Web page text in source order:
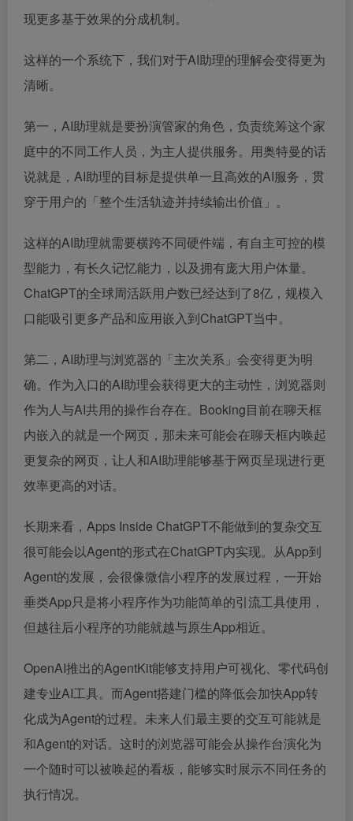
现更多基于效果的分成机制。
这样的一个系统下，我们对于AI助理的理解会变得更为
清晰。
第一，AI助理就是要扮演管家的角色，负责统筹这个家
庭中的不同工作人员，为主人提供服务。用奥特曼的话
说就是，AI助理的目标是提供单一且高效的AI服务，贯
穿于用户的「整个生活轨迹并持续输出价值」。
这样的AI助理就需要横跨不同硬件端，有自主可控的模
型能力，有长久记忆能力，以及拥有庞大用户体量。
ChatGPT的全球周活跃用户数已经达到了8亿，规模入
口能吸引更多产品和应用嵌入到ChatGPT当中。
第二，AI助理与浏览器的「主次关系」会变得更为明
确。作为入口的AI助理会获得更大的主动性，浏览器则
作为人与AI共用的操作台存在。Booking目前在聊天框
内嵌入的就是一个网页，那未来可能会在聊天框内唤起
更复杂的网页，让人和AI助理能够基于网页呈现进行更
效率更高的对话。
长期来看，Apps Inside ChatGPT不能做到的复杂交互
很可能会以Agent的形式在ChatGPT内实现。从App到
Agent的发展，会很像微信小程序的发展过程，一开始
垂类App只是将小程序作为功能简单的引流工具使用，
但越往后小程序的功能就越与原生App相近。
OpenAI推出的AgentKit能够支持用户可视化、零代码创
建专业AI工具。而Agent搭建门槛的降低会加快App转
化成为Agent的过程。未来人们最主要的交互可能就是
和Agent的对话。这时的浏览器可能会从操作台演化为
一个随时可以被唤起的看板，能够实时展示不同任务的
执行情况。